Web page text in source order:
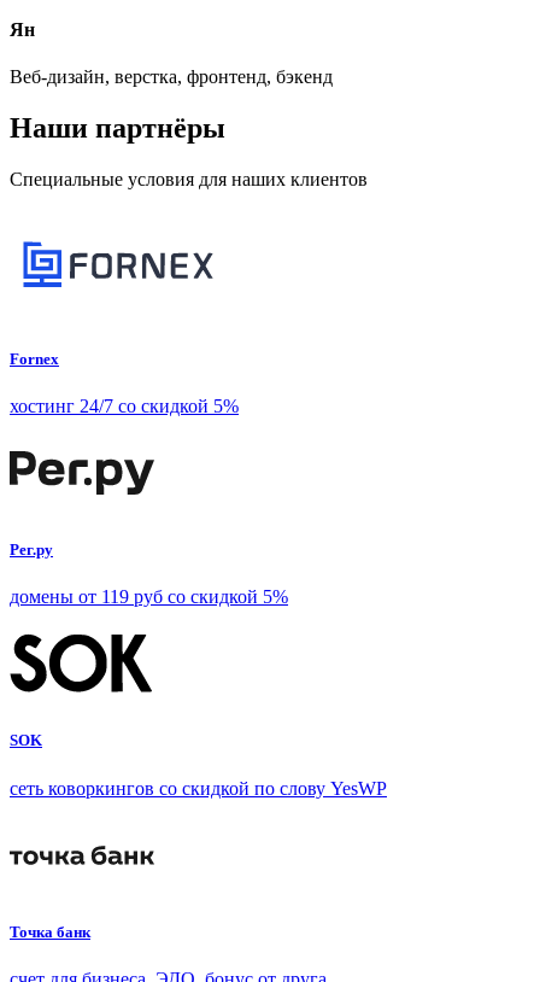
Ян
Веб-дизайн, верстка, фронтенд, бэкенд
Наши партнёры
Специальные условия для наших клиентов
Fornex
хостинг 24/7 со скидкой 5%
Рег.ру
домены от 119 руб со скидкой 5%
SOK
сеть коворкингов со скидкой по слову YesWP
Точка банк